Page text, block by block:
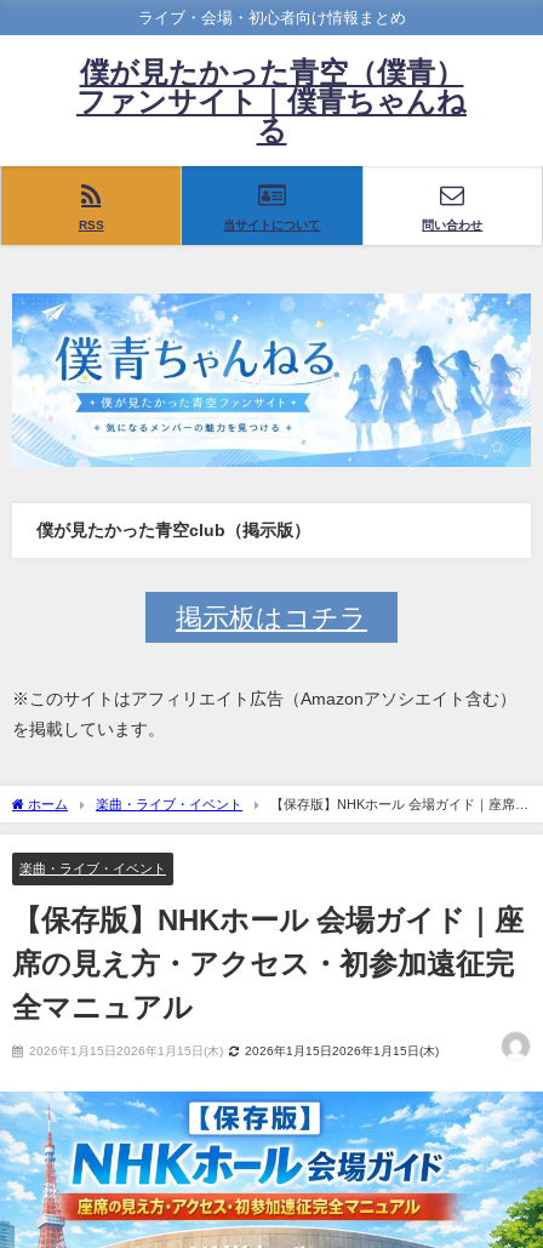
ライブ・会場・初心者向け情報まとめ
僕が見たかった青空（僕青）
ファンサイト｜僕青ちゃんね
る
RSS 当サイトについて 問い合わせ
僕が見たかった青空club（掲示版）
掲示板はコチラ
※このサイトはアフィリエイト広告（Amazonアソシエイト含む）
を掲載しています。
ホーム 楽曲・ライブ・イベント
【保存版】NHKホール 会場ガイド｜座席の
楽曲・ライブ・イベント
【保存版】NHKホール 会場ガイド｜座
席の見え方・アクセス・初参加遠征完
全マニュアル
2026年1月15日2026年1月15日(木) 2026年1月15日2026年1月15日(木)